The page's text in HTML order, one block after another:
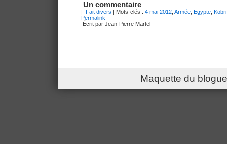
Un commentaire
| Fait divers | Mots-clés : 4 mai 2012 Armée Egypte
Permalink
Écrit par Jean-Pierre Martel
Maquette du